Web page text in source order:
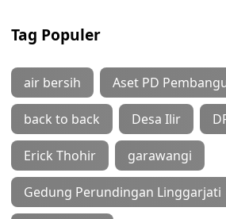
Tag Populer
air bersih Aset PD
back to back Desa Ilir
Erick Thohir garawangi
Gedung Perundingan Linggarjati